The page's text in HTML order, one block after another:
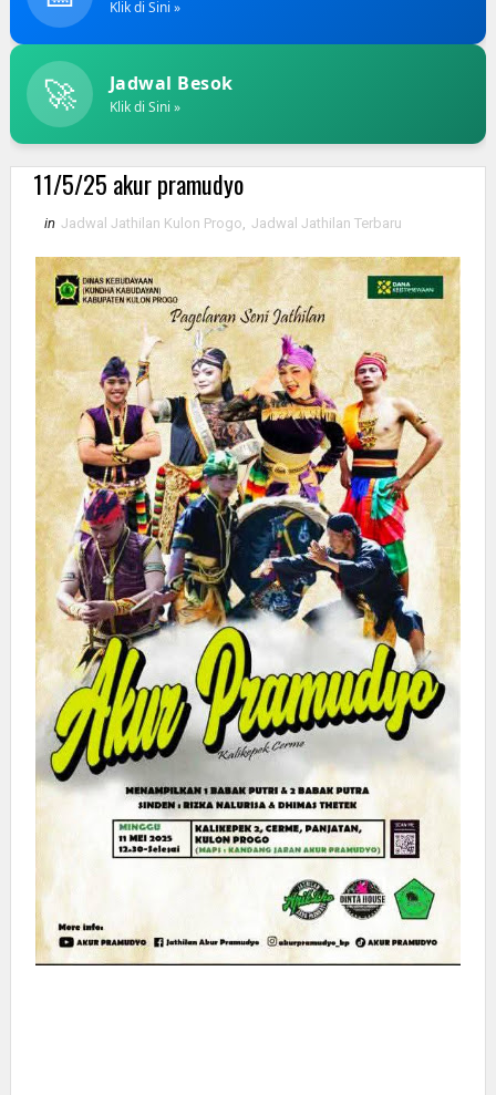
Klik di Sini »
🚀 Jadwal Besok
Klik di Sini »
11/5/25 akur pramudyo
in Jadwal Jathilan Kulon Progo Jadwal Jathilan Terbaru